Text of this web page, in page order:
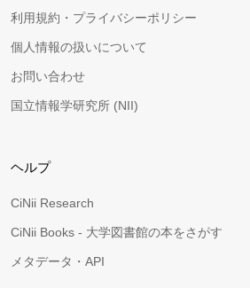
利用規約・プライバシーポリシー
個人情報の扱いについて
お問い合わせ
国立情報学研究所 (NII)
ヘルプ
CiNii Research
CiNii Books - 大学図書館の本をさがす
メタデータ・API